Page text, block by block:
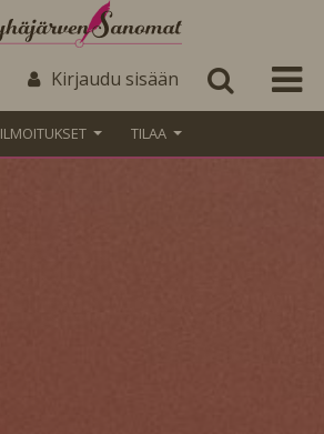
Kirjaudu sisään
ILMOITUKSET TILAA